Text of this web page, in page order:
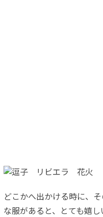
どこかへ出かける時に、
な服があると、とても嬉